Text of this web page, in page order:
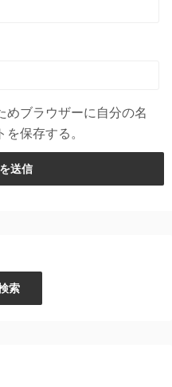
めブラウザーに自分の名
保存する。
索